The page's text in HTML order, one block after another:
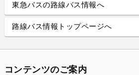
東急バスの路線バス情報へ
路線バス情報トップページへ
コンテンツのご案内